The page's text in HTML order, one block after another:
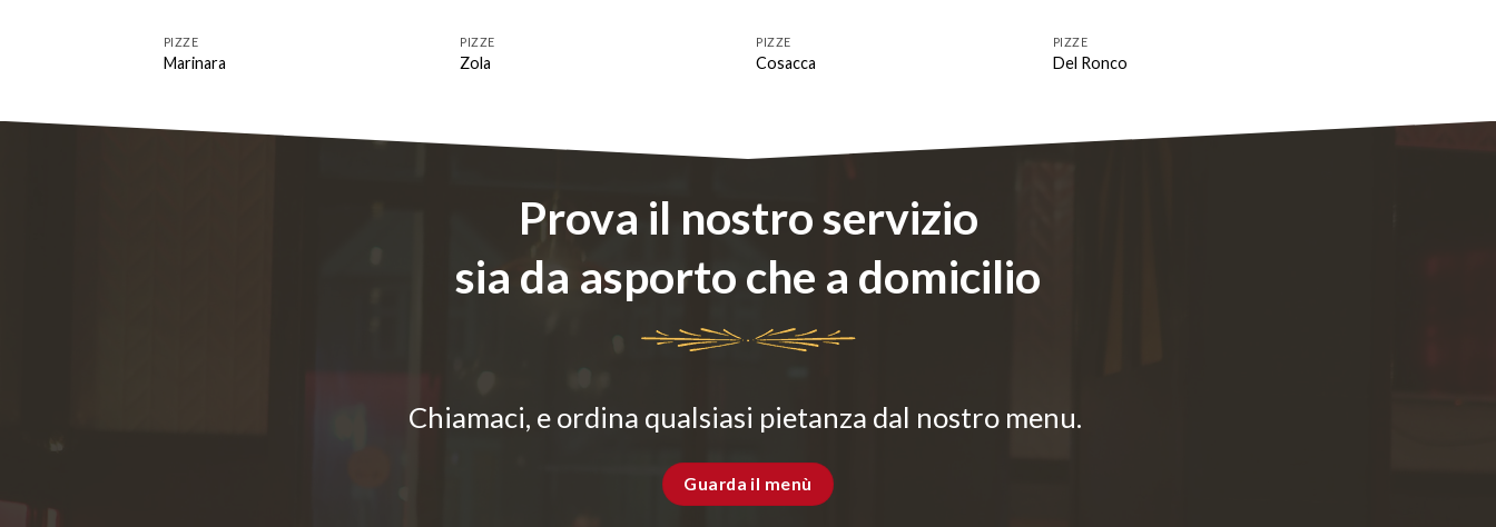
PIZZE
Marinara
PIZZE
Zola
PIZZE
Cosacca
PIZZE
Del Ronco
Prova il nostro servizio
sia da asporto che a domicilio
Chiamaci, e ordina qualsiasi pietanza dal nostro menu.
Guarda il menù